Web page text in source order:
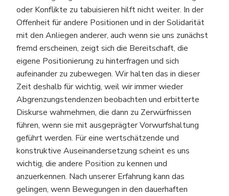
oder Konflikte zu tabuisieren hilft nicht weiter. In der
Offenheit für andere Positionen und in der Solidarität
mit den Anliegen anderer, auch wenn sie uns zunächst
fremd erscheinen, zeigt sich die Bereitschaft, die
eigene Positionierung zu hinterfragen und sich
aufeinander zu zubewegen. Wir halten das in dieser
Zeit deshalb für wichtig, weil wir immer wieder
Abgrenzungstendenzen beobachten und erbitterte
Diskurse wahrnehmen, die dann zu Zerwürfnissen
führen, wenn sie mit ausgeprägter Vorwurfshaltung
geführt werden. Für eine wertschätzende und
konstruktive Auseinandersetzung scheint es uns
wichtig, die andere Position zu kennen und
anzuerkennen. Nach unserer Erfahrung kann das
gelingen, wenn Bewegungen in den dauerhaften